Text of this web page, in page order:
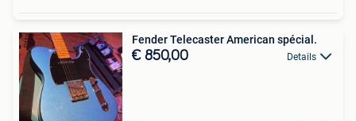
Fender Telecaster American spécial.
€ 850,00 Details